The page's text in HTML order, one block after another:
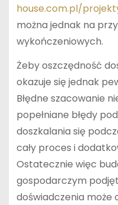
house.com.pl/
można jednak na
wykończeniowych.
Żeby oszczędność
okazuje się jednak
Błędne szacowanie
popełniane błędy
doszkalania się
cały proces i
Ostatecznie więc
gospodarczym
doświadczenia może